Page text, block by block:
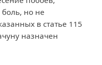
но не
в статье 115
назначен